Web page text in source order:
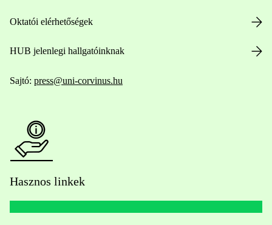
Oktatói elérhetőségek
HUB jelenlegi hallgatóinknak
Sajtó: press@uni-corvinus.hu
Hasznos linkek